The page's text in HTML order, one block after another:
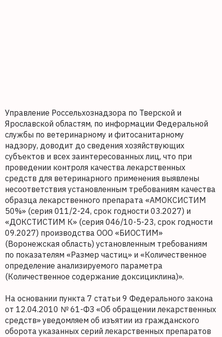
Управление Россельхознадзора по Тверской и
Ярославской областям, по информации Федеральной
службы по ветеринарному и фитосанитарному
надзору, доводит до сведения хозяйствующих
субъектов и всех заинтересованных лиц, что при
проведении контроля качества лекарственных
средств для ветеринарного применения выявлены
несоответствия установленным требованиям качества
образца лекарственного препарата «АМОКСИСТИМ
50%» (серия 011/2-24, срок годности 03.2027) и
«ДОКСТИСТИМ К» (серия 046/10-5-23, срок годности
09.2027) производства ООО «БИОСТИМ»
(Воронежская область) установленным требованиям
по показателям «Размер частиц» и «Количественное
определение анализируемого параметра
(Количественное содержание доксициклина)».
На основании пункта 7 статьи 9 Федерального закона
от 12.04.2010 № 61-ФЗ «Об обращении лекарственных
средств» уведомляем об изъятии из гражданского
оборота указанных серий лекарственных препаратов